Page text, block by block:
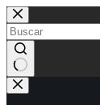
Saltar
al
contenido
No
results